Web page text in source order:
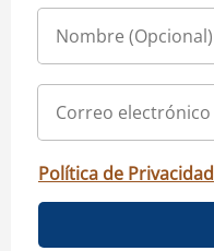
Política de Privacidad